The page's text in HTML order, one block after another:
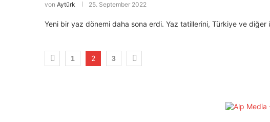
von Aytürk 25. September 2022
Yeni bir yaz dönemi daha sona erdi. Yaz tatillerini, Türkiye ve diğer
1 2 3